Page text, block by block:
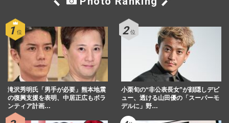
滝沢秀明氏「男手が必要」熊本地震
の復興支援を表明、中居正広もボラ
ンティア計画…
小栗旬の“非公表長女”が顔隠しデビ
ュー、透ける山田優の「スーパーモ
デルに」野…